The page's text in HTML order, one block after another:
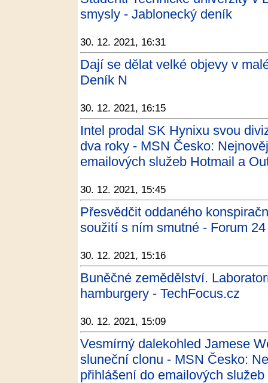
smysly - Jablonecký deník
30. 12. 2021, 16:31
Dají se dělat velké objevy v
Deník N
30. 12. 2021, 16:15
Intel prodal SK Hynixu svou
dva roky - MSN Česko:
emailových služeb Hotmail a
30. 12. 2021, 15:45
Přesvědčit oddaného
soužití s ním smutné - Forum 24
30. 12. 2021, 15:16
Buněčné zemědělství.
hamburgery - TechFocus.cz
30. 12. 2021, 15:09
Vesmírný dalekohled Jamese
sluneční clonu - MSN Česko:
přihlášení do emailových